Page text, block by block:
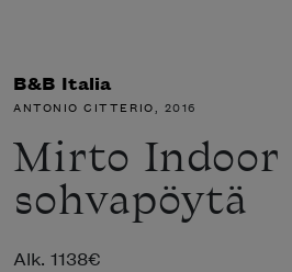
B&B Italia
ANTONIO CITTERIO, 2016
Mirto Indoor
sohvapöytä
Alk. 1138€